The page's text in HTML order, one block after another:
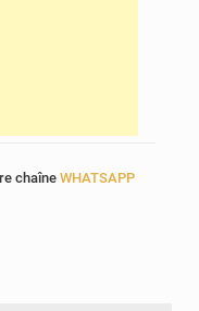
chaîne WHATSAPP